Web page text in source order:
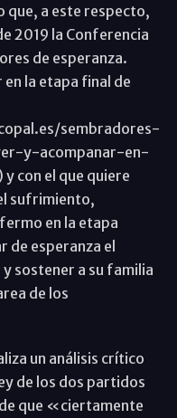
que, a este respecto,
2019 la Conferencia
de esperanza.
la etapa final de
sembradores-
y-acompanar-en-
con el que quiere
sufrimiento,
en la etapa
de esperanza el
sostener a su familia
de los
un análisis crítico
de los dos partidos
que «ciertamente